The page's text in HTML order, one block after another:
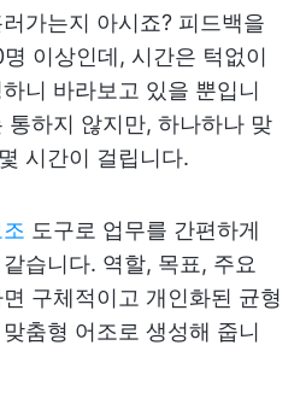
가는지 아시죠? 피드백을
이상인데, 시간은 턱없이
니 바라보고 있을 뿐입니
통하지 않지만, 하나하나 맞
시간이 걸립니다.
도구로 업무를 간편하게
습니다. 역할, 목표, 주요
구체적이고 개인화된 균형
춤형 어조로 생성해 줍니